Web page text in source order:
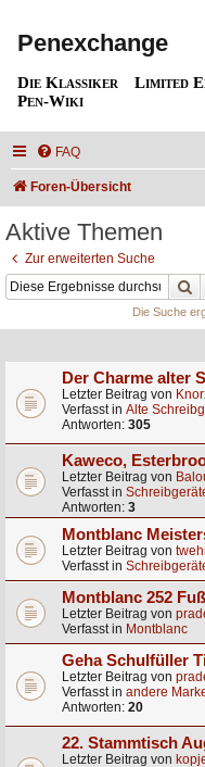
Penexchange
Die Klassiker Limited
Pen-Wiki
FAQ
Foren-Übersicht
Aktive Themen
Zur erweiterten Suche
Die Suche
Der Charme alter
Letzter Beitrag von
Verfasst in Alte
Antworten: 305
Kaweco,
Letzter Beitrag von
Verfasst in
Antworten: 3
Montblanc
Letzter Beitrag von
Verfasst in
Montblanc 252
Letzter Beitrag von
Verfasst in Montblanc
Geha Schulfüller
Letzter Beitrag von
Verfasst in andere
Antworten: 20
22. Stammtisch
Letzter Beitrag von